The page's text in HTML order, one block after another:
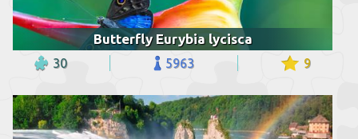
Butterfly Eurybia lycisca
30 5963 9